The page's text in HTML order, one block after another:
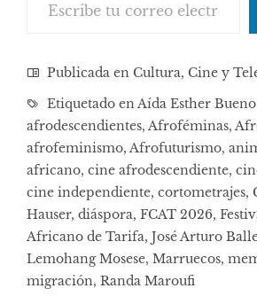
Publicada en Cultura, Cine y
Etiquetado enAída Esther
afrodescendientes, Afroféminas,
afrofeminismo, Afrofuturismo,
africano, cine afrodescendiente,
cine independiente, cortometrajes,
Hauser, diáspora, FCAT 2026,
Africano de Tarifa, José Arturo
Lemohang Mosese, Marruecos,
migración, Randa Maroufi